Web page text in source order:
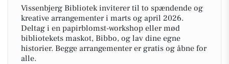
Vissenbjerg Bibliotek inviterer til to spændende og
kreative arrangementer i marts og april 2026.
Deltag i en papirblomst-workshop eller mød
bibliotekets maskot, Bibbo, og lav dine egne
historier. Begge arrangementer er gratis og åbne for
alle.